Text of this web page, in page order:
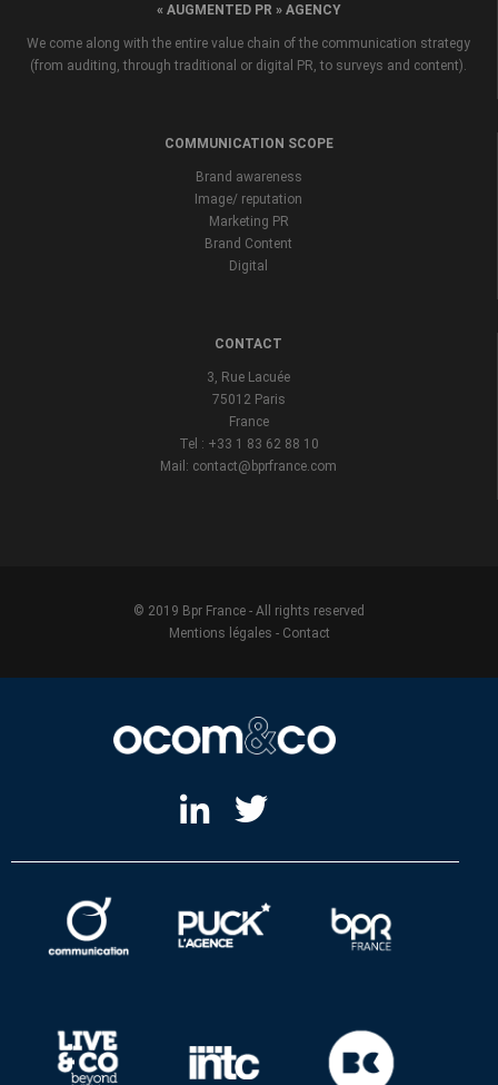
« AUGMENTED PR » AGENCY
We come along with the entire value chain of the communication strategy
(from auditing, through traditional or digital PR, to surveys and content).
COMMUNICATION SCOPE
Brand awareness
Image/ reputation
Marketing PR
Brand Content
Digital
CONTACT
3, Rue Lacuée
75012 Paris
France
Tel : +33 1 83 62 88 10
Mail: contact@bprfrance.com
© 2019 Bpr France - All rights reserved
Mentions légales - Contact